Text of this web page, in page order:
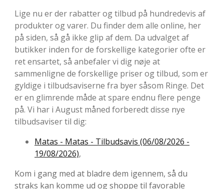
Lige nu er der rabatter og tilbud på hundredevis af
produkter og varer. Du finder dem alle online, her
på siden, så gå ikke glip af dem. Da udvalget af
butikker inden for de forskellige kategorier ofte er
ret ensartet, så anbefaler vi dig nøje at
sammenligne de forskellige priser og tilbud, som er
gyldige i tilbudsaviserne fra byer såsom Ringe. Det
er en glimrende måde at spare endnu flere penge
på. Vi har i August måned forberedt disse nye
tilbudsaviser til dig:
Matas - Matas - Tilbudsavis (06/08/2026 -
19/08/2026),
Kom i gang med at bladre dem igennem, så du
straks kan komme ud og shoppe til favorable